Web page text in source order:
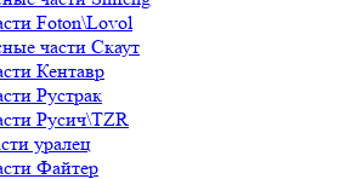
Foton\Lovol
части Скаут
Кентавр
Рустрак
Русич\TZR
уралец
Файтер